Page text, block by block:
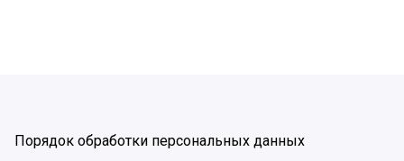
Порядок обработки персональных данных